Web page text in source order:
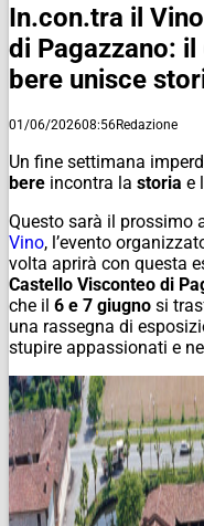
In.con.tra il
di Pagazzano:
bere unisce
01/06/202608:56Redazione
Un fine settimana
bere incontra la storia e
Questo sarà il prossimo
Vino, l’evento
volta aprirà con questa
Castello Visconteo di
che il 6 e 7 giugno si
una rassegna di
stupire appassionati e